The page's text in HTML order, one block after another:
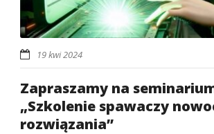
19 kwi 2024
Zapraszamy na
„Szkolenie spawaczy
rozwiązania”